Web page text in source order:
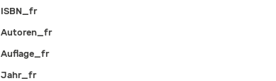
ISBN_fr
Autoren_fr
Auflage_fr
Jahr_fr